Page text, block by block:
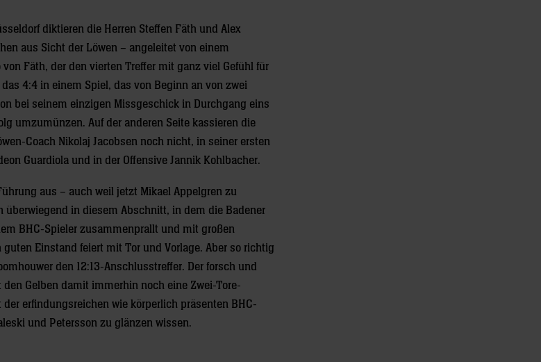
diktieren die Herren Steffen Fäth und Alex
aus Sicht der Löwen – angeleitet von einem
Fäth, der den vierten Treffer mit ganz viel Gefühl für
4:4 in einem Spiel, das von Beginn an von zwei
bei seinem einzigen Missgeschick in Durchgang eins
umzumünzen. Auf der anderen Seite kassieren die
Coach Nikolaj Jacobsen noch nicht, in seiner ersten
Guardiola und in der Offensive Jannik Kohlbacher.
aus – auch weil jetzt Mikael Appelgren zu
überwiegend in diesem Abschnitt, in dem die Badener
BHC-Spieler zusammenprallt und mit großen
Einstand feiert mit Tor und Vorlage. Aber so richtig
den 12:13-Anschlusstreffer. Der forsch und
Gelben damit immerhin noch eine Zwei-Tore-
erfindungsreichen wie körperlich präsenten BHC-
und Petersson zu glänzen wissen.